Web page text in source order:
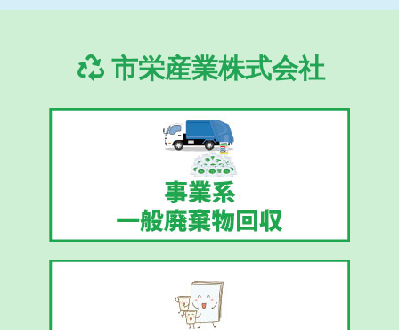
市栄産業株式会社